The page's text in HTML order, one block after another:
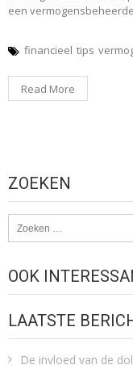
een
financieel tips
Read More
ZOEKEN
naar:
OOK
LAATSTE
De invloed van de